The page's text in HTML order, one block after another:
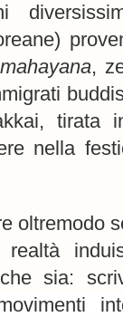
mahayana,
tirata
nella
oltremodo
realtà
che sia: